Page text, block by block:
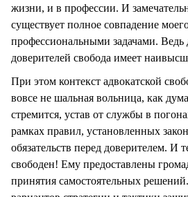
жизни, и в профессии. И
существует полное совпадение
профессиональными задачами.
доверителей свобода имеет
При этом контекст адвокатской
вовсе не шальная вольница, как
стремится, устав от службы в
рамках правил, установленных
обязательств перед доверителем. И
свободен! Ему предоставлены
принятия самостоятельных